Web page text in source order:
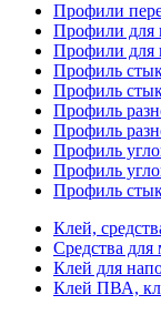
Профили
Профили для
Профили для
Профиль
Профиль
Профиль
Профиль
Профиль
Профиль
Профиль
Клей,
Средства
Клей для
Клей ПВА,